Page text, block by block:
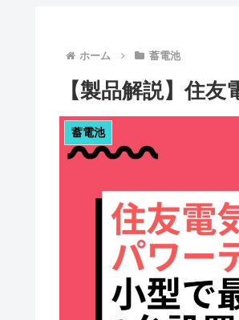
ホーム 蓄電池
【製品解説】住
蓄電池